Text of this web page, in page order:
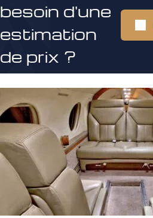
besoin d'une
estimation
de prix ?